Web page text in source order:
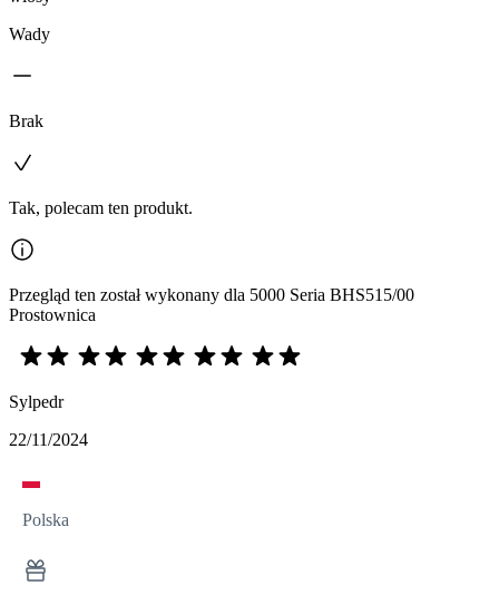
Wady
Brak
Tak, polecam ten produkt.
Przegląd ten został wykonany dla 5000 Seria BHS515/00
Prostownica
Sylpedr
22/11/2024
Polska